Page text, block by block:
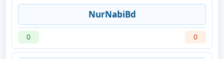
NurNabiBd
0 0